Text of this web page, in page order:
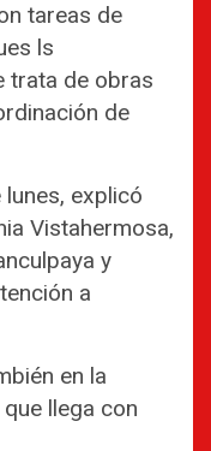
tareas de
ls
trata de obras
de
explicó
Vistahermosa,
y
a
en la
llega con